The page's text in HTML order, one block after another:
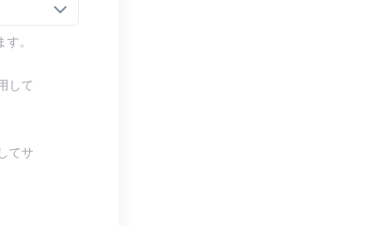
。
して
てサ